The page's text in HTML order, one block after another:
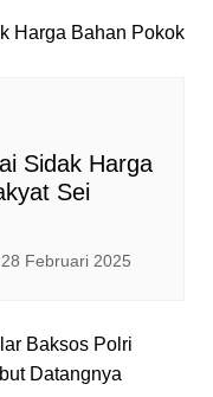
Sidak Harga
Sei
Februari 2025